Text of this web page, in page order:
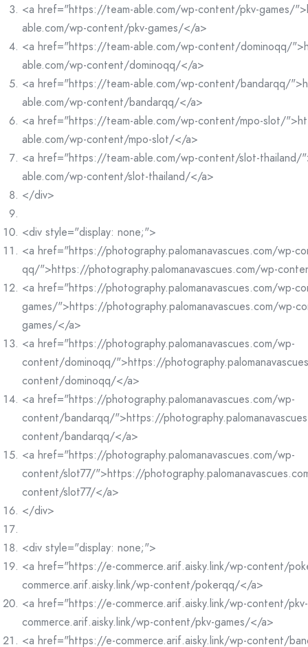
<a href="https://team-able.com/wp-content/pkv-games/
able.com/wp-content/pkv-games/</a>
<a href="https://team-able.com/wp-content/dominoqq/
able.com/wp-content/dominoqq/</a>
<a href="https://team-able.com/wp-content/bandarqq/
able.com/wp-content/bandarqq/</a>
<a href="https://team-able.com/wp-content/mpo-slot/
able.com/wp-content/mpo-slot/</a>
<a href="https://team-able.com/wp-content/slot-
able.com/wp-content/slot-thailand/</a>
</div>
<div style="display: none;">
<a href="https://photography.palomanavascues.com/wp-
qq/">https://photography.palomanavascues.com/wp-
<a href="https://photography.palomanavascues.com/wp-
games/">https://photography.palomanavascues.com/wp-
games/</a>
<a href="https://photography.palomanavascues.com/wp-
content/dominoqq/">https://
content/dominoqq/</a>
<a href="https://photography.palomanavascues.com/wp-
content/bandarqq/">https://
content/bandarqq/</a>
<a href="https://photography.palomanavascues.com/wp-
content/slot77/">https://
content/slot77/</a>
</div>
<div style="display: none;">
<a href="https://e-commerce.arif.aisky.link/wp-content/
commerce.arif.aisky.link/wp-content/pokerqq/</a>
<a href="https://e-commerce.arif.aisky.link/wp-content/
commerce.arif.aisky.link/wp-content/pkv-games/</a>
<a href="https://e-commerce.arif.aisky.link/wp-content/